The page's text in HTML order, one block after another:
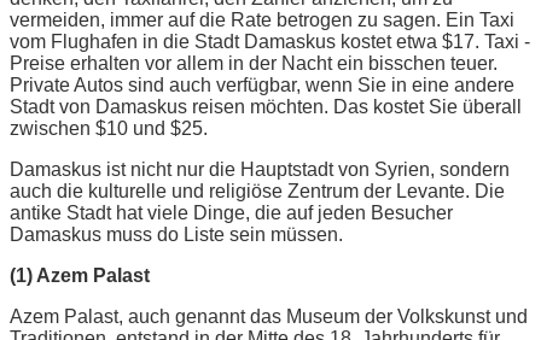
vermeiden, immer auf die Rate betrogen zu sagen. Ein Taxi
vom Flughafen in die Stadt Damaskus kostet etwa $17. Taxi -
Preise erhalten vor allem in der Nacht ein bisschen teuer.
Private Autos sind auch verfügbar, wenn Sie in eine andere
Stadt von Damaskus reisen möchten. Das kostet Sie überall
zwischen $10 und $25.
Damaskus ist nicht nur die Hauptstadt von Syrien, sondern
auch die kulturelle und religiöse Zentrum der Levante. Die
antike Stadt hat viele Dinge, die auf jeden Besucher
Damaskus muss do Liste sein müssen.
(1) Azem Palast
Azem Palast, auch genannt das Museum der Volkskunst und